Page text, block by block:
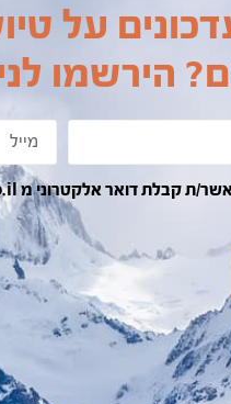
על
הירשמו